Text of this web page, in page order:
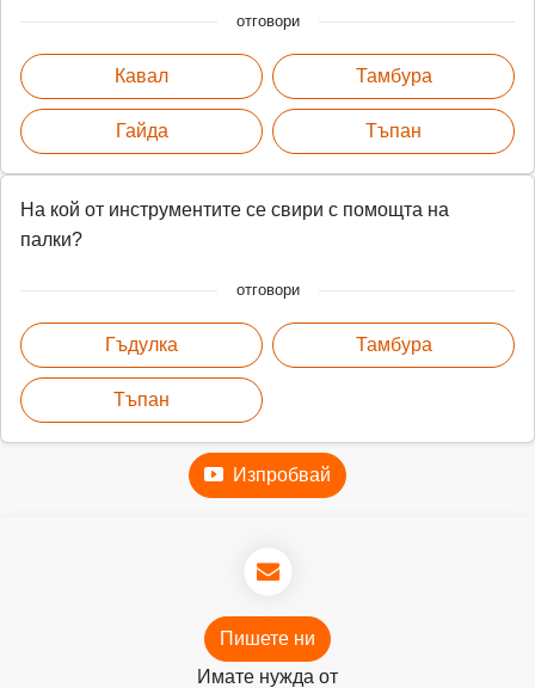
отговори
Кавал
Гайда
Тамбура
Тъпан
На кой от инструментите се свири с помощта на
палки?
отговори
Гъдулка
Тъпан
Тамбура
Изпробвай
Пишете ни
Имате нужда от